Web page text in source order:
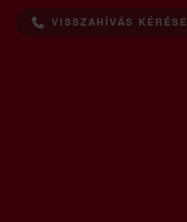
VISSZAHÍVÁS KÉRÉSE